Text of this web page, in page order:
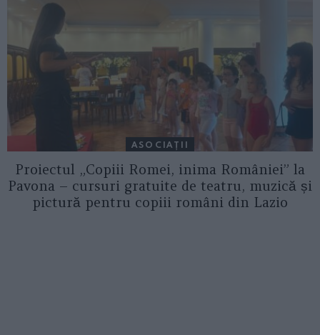
ASOCIAŢII
Proiectul „Copiii Romei, inima României” la
Pavona – cursuri gratuite de teatru, muzică și
pictură pentru copiii români din Lazio